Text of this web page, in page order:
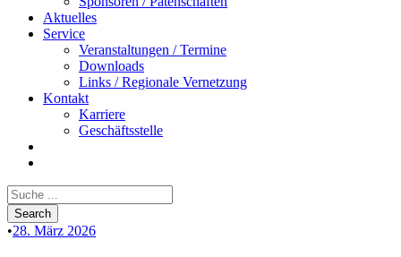
Aktuelles
Service
Veranstaltungen / Termine
Downloads
Links / Regionale Vernetzung
Kontakt
Karriere
Geschäftsstelle
•28. März 2026